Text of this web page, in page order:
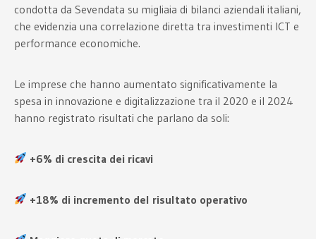
condotta da Sevendata su migliaia di bilanci aziendali italiani,
che evidenzia una correlazione diretta tra investimenti ICT e
performance economiche.
Le imprese che hanno aumentato significativamente la
spesa in innovazione e digitalizzazione tra il 2020 e il 2024
hanno registrato risultati che parlano da soli:
+6% di crescita dei ricavi
+18% di incremento del risultato operativo